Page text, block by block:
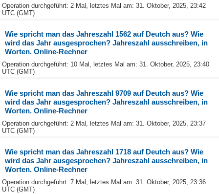
Operation durchgeführt: 2 Mal, letztes Mal am: 31. Oktober, 2025, 23:42
UTC (GMT)
Wie spricht man das Jahreszahl 1562 auf Deutch aus? Wie
wird das Jahr ausgesprochen? Jahreszahl ausschreiben, in
Worten. Online-Rechner
Operation durchgeführt: 10 Mal, letztes Mal am: 31. Oktober, 2025, 23:40
UTC (GMT)
Wie spricht man das Jahreszahl 9709 auf Deutch aus? Wie
wird das Jahr ausgesprochen? Jahreszahl ausschreiben, in
Worten. Online-Rechner
Operation durchgeführt: 2 Mal, letztes Mal am: 31. Oktober, 2025, 23:37
UTC (GMT)
Wie spricht man das Jahreszahl 1718 auf Deutch aus? Wie
wird das Jahr ausgesprochen? Jahreszahl ausschreiben, in
Worten. Online-Rechner
Operation durchgeführt: 7 Mal, letztes Mal am: 31. Oktober, 2025, 23:36
UTC (GMT)